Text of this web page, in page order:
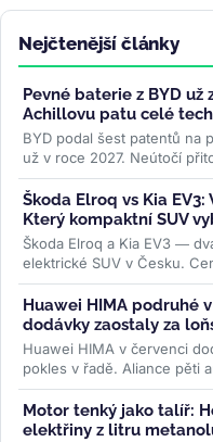
Nejčtenější články
Pevné baterie z BYD
Achillovu patu celé
BYD podal šest patentů na
už v roce 2027. Neútočí
kde...>>
Škoda Elroq vs Kia
Který kompaktní SUV
Škoda Elroq a Kia EV3 —
elektrické SUV v Česku.
ale auta jsou...>>
Huawei HIMA podruhé
dodávky zaostaly za
Huawei HIMA v červenci
pokles v řadě. Aliance pěti
zákazníkům...>>
Motor tenký jako talíř:
elektřiny z litru